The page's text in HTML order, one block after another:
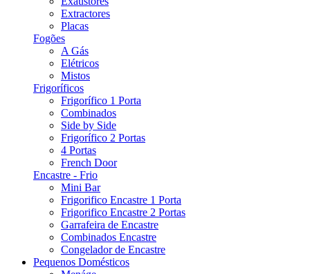
Extractores
Placas
Fogões
A Gás
Elétricos
Mistos
Frigoríficos
Frigorífico 1 Porta
Combinados
Side by Side
Frigorífico 2 Portas
4 Portas
French Door
Encastre - Frio
Mini Bar
Frigorifico Encastre 1 Porta
Frigorifico Encastre 2 Portas
Garrafeira de Encastre
Combinados Encastre
Congelador de Encastre
Pequenos Domésticos